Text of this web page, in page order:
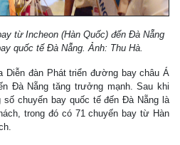
từ Incheon (Hàn Quốc) đến Đà Nẵng
quốc tế Đà Nẵng. Ảnh: Thu Hà.
đàn Phát triển đường bay châu Á
Đà Nẵng tăng trưởng mạnh. Sau khi
chuyến bay quốc tế đến Đà Nẵng là
trong đó có 71 chuyến bay từ Hàn